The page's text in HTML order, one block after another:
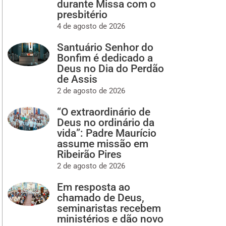
durante Missa com o
presbitério
4 de agosto de 2026
Santuário Senhor do
Bonfim é dedicado a
Deus no Dia do Perdão
de Assis
2 de agosto de 2026
“O extraordinário de
Deus no ordinário da
vida”: Padre Maurício
assume missão em
Ribeirão Pires
2 de agosto de 2026
Em resposta ao
chamado de Deus,
seminaristas recebem
ministérios e dão novo